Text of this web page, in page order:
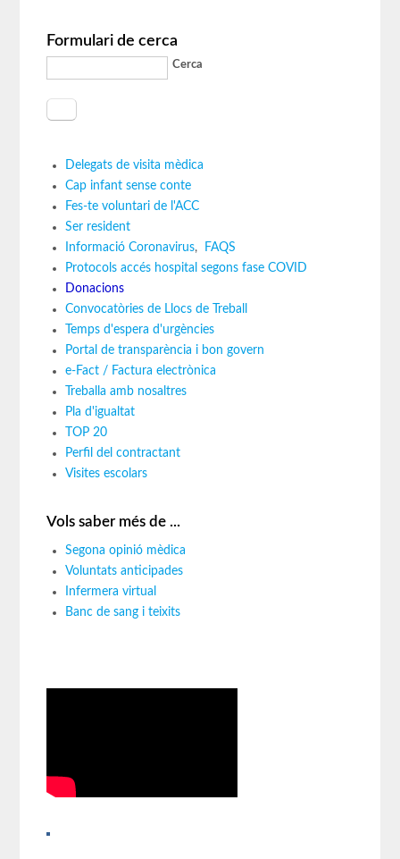
Formulari de cerca
Cerca
Delegats de visita mèdica
Cap infant sense conte
Fes-te voluntari de l'ACC
Ser resident
Informació Coronavirus,
FAQS
Protocols accés hospital segons fase COVID
Donacions
Convocatòries de Llocs de Treball
Temps d'espera d'urgències
Portal de transparència i bon govern
e-Fact / Factura electrònica
Treballa amb nosaltres
Pla d'igualtat
TOP 20
Perfil del contractant
Visites escolars
Vols saber més de ...
Segona opinió mèdica
Voluntats anticipades
Infermera virtual
Banc de sang i teixits